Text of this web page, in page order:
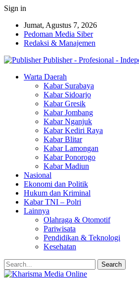
Sign in
Jumat, Agustus 7, 2026
Pedoman Media Siber
Redaksi & Manajemen
Publisher - Profesional -
Warta Daerah
Kabar Surabaya
Kabar Sidoarjo
Kabar Gresik
Kabar Jombang
Kabar Nganjuk
Kabar Kediri Raya
Kabar Blitar
Kabar Lamongan
Kabar Ponorogo
Kabar Madiun
Nasional
Ekonomi dan Politik
Hukum dan Kriminal
Kabar TNI – Polri
Lainnya
Olahraga & Otomotif
Pariwisata
Pendidikan & Teknologi
Kesehatan